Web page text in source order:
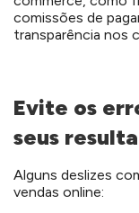
comissões de
transparência nos
Evite os
seus
Alguns deslizes
vendas online: